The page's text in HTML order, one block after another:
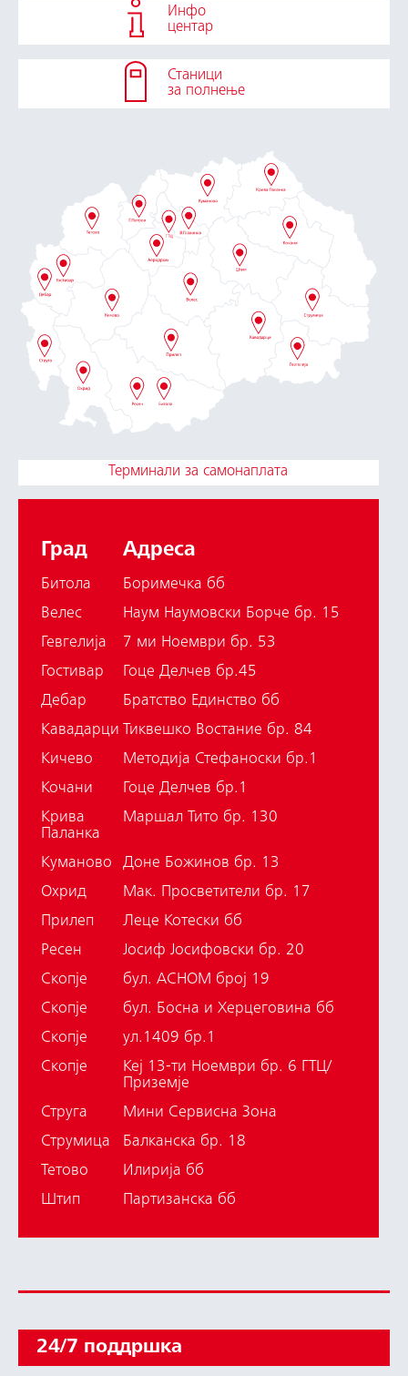
Инфо
центар
Станици
за полнење
Терминали за самонаплата
Град Адреса
Битола
Боримечка бб
Велес
Наум Наумовски Борче бр. 15
Гевгелија
7 ми Ноември бр. 53
Гостивар
Гоце Делчев бр.45
Дебар
Братство Единство бб
Кавадарци
Тиквешко Востание бр. 84
Кичево
Методија Стефаноски бр.1
Кочани
Гоце Делчев бр.1
Крива
Паланка
Маршал Тито бр. 130
Куманово
Доне Божинов бр. 13
Охрид
Мак. Просветители бр. 17
Прилеп
Леце Котески бб
Ресен
Јосиф Јосифовски бр. 20
Скопје
бул. АСНОМ број 19
Скопје
бул. Босна и Херцеговина бб
Скопје
ул.1409 бр.1
Скопје
Кеј 13-ти Ноември бр. 6 ГТЦ/
Приземје
Струга
Мини Сервисна Зона
Струмица
Балканска бр. 18
Тетово
Илирија бб
Штип
Партизанска бб
24/7 поддршка